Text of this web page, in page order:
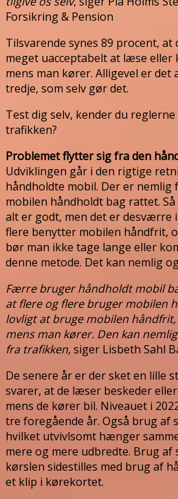
Forsikring & Pension
Tilsvarende synes 89 procent,
meget uacceptabelt at læse eller
mens man kører. Alligevel er det
tredje, som selv gør det.
Test dig selv, kender du
trafikken?
Problemet flytter sig fra den
Udviklingen går i den rigtige
håndholdte mobil. Der er
mobilen håndholdt bag rattet.
alt er godt, men det er desværre
flere benytter mobilen håndfrit,
bør man ikke tage lange eller
denne metode. Det kan nemlig
Færre bruger håndholdt mobil
at flere og flere bruger mobilen
lovligt at bruge mobilen
mens man kører. Den kan
fra trafikken,siger Lisbeth Sahl
De senere år er der sket en lille
svarer, at de læser beskeder
mens de kører bil. Niveauet i
tre foregående år. Også brug af
hvilket utvivlsomt hænger
mere og mere udbredte. Brug af
kørslen sidestilles med brug af
et klip i kørekortet.